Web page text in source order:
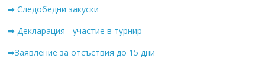
➡ Следобедни закуски
➡ Декларация - участие в турнир
➡Заявление за отсъствия до 15 дни